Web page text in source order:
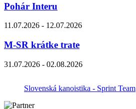
Pohár Interu
11.07.2026 - 12.07.2026
M-SR krátke trate
31.07.2026 - 02.08.2026
Slovenská kanoistika - Sprint Team